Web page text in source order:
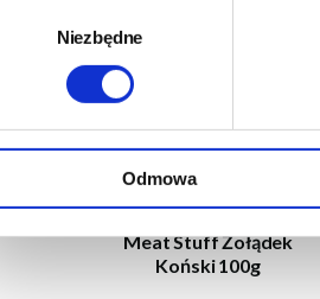
Niezbędne
Odmowa
Meat Stuff Żołądek
Koński 100g